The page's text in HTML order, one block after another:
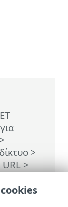
>
>
URL>